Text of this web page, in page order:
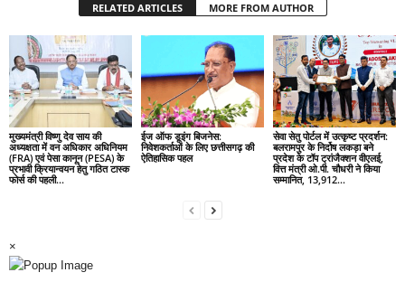
RELATED ARTICLES MORE FROM AUTHOR
मुख्यमंत्री विष्णु देव साय की
अध्यक्षता में वन अधिकार अधिनियम
(FRA) एवं पेसा कानून (PESA) के
प्रभावी क्रियान्वयन हेतु गठित टास्क
फोर्स की पहली...
ईज ऑफ डूइंग बिजनेस:
निवेशकर्ताओं के लिए छत्तीसगढ़ की
ऐतिहासिक पहल
सेवा सेतु पोर्टल में उत्कृष्ट प्रदर्शन:
बलरामपुर के निर्दोष लकड़ा बने
प्रदेश के टॉप ट्रांजैक्शन वीएलई,
वित्त मंत्री ओ.पी. चौधरी ने किया
सम्मानित, 13,912...
×